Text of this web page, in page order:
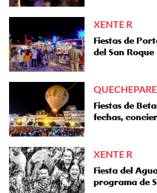
XENTE R
Fiestas de
del San Roque
Fiestas de
fechas,
XENTE R
Fiesta del
programa de